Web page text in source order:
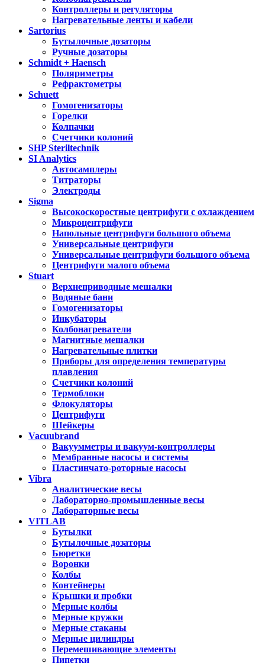
Контроллеры и регуляторы
Нагревательные ленты и кабели
Sartorius
Бутылочные дозаторы
Ручные дозаторы
Schmidt + Haensch
Поляриметры
Рефрактометры
Schuett
Гомогенизаторы
Горелки
Колпачки
Счетчики колоний
SHP Steriltechnik
SI Analytics
Автосамплеры
Титраторы
Электроды
Sigma
Высокоскоростные центрифуги с охлаждением
Микроцентрифуги
Напольные центрифуги большого объема
Универсальные центрифуги
Универсальные центрифуги большого объема
Центрифуги малого объема
Stuart
Верхнеприводные мешалки
Водяные бани
Гомогенизаторы
Инкубаторы
Колбонагреватели
Магнитные мешалки
Нагревательные плитки
Приборы для определения температуры
плавления
Счетчики колоний
Термоблоки
Флокуляторы
Центрифуги
Шейкеры
Vacuubrand
Вакуумметры и вакуум-контроллеры
Мембранные насосы и системы
Пластинчато-роторные насосы
Vibra
Аналитические весы
Лабораторно-промышленные весы
Лабораторные весы
VITLAB
Бутылки
Бутылочные дозаторы
Бюретки
Воронки
Колбы
Контейнеры
Крышки и пробки
Мерные колбы
Мерные кружки
Мерные стаканы
Мерные цилиндры
Перемешивающие элементы
Пипетки